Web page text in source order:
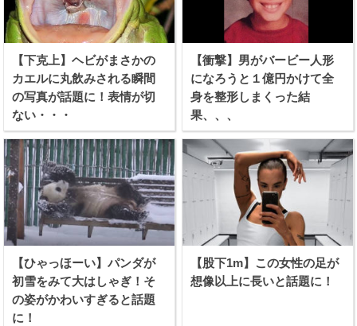
【下克上】ヘビがまさかの
カエルに丸飲みされる瞬間
の写真が話題に！表情が切
ない・・・
【衝撃】男がバービー人形
になろうと１億円かけて全
身を整形しまくった結
果、、、
【ひゃっほーい】パンダが
初雪をみて大はしゃぎ！そ
の姿がかわいすぎると話題
に！
【股下1m】この女性の足が
想像以上に長いと話題に！